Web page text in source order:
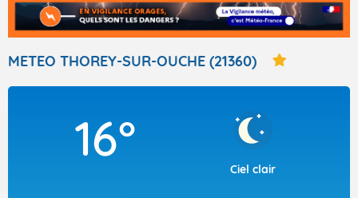
TOUS LES RÉSULTATS
Articles
METEO THOREY-SUR-OUCHE (21360)
16°
Ciel clair